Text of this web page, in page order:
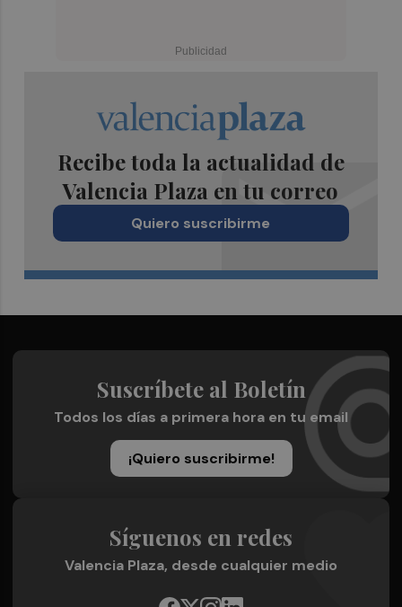
Recibe toda la actualidad de
Valencia Plaza en tu correo
Quiero suscribirme
Suscríbete al Boletín
Todos los días a primera hora en tu email
¡Quiero suscribirme!
Síguenos en redes
Valencia Plaza, desde cualquier medio